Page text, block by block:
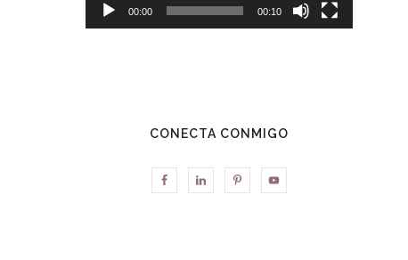
00:00 00:10
CONECTA CONMIGO